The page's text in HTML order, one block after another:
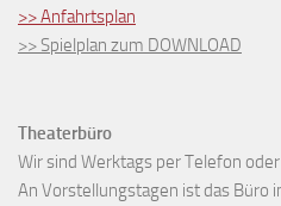
>> Anfahrtsplan
>> Spielplan zum DOWNLOAD
Theaterbüro
Wir sind Werktags per Telefon
An Vorstellungstagen ist das Büro